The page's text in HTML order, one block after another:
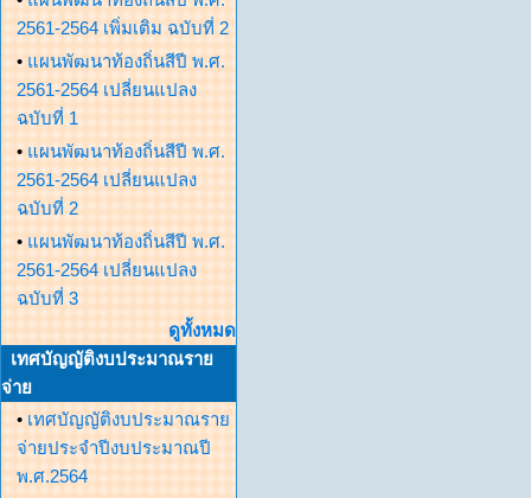
2561-2564 เพิ่มเติม ฉบับที่ 2
• แผนพัฒนาท้องถิ่นสีปี พ.ศ.
2561-2564 เปลี่ยนแปลง
ฉบับที่ 1
• แผนพัฒนาท้องถิ่นสีปี พ.ศ.
2561-2564 เปลี่ยนแปลง
ฉบับที่ 2
• แผนพัฒนาท้องถิ่นสีปี พ.ศ.
2561-2564 เปลี่ยนแปลง
ฉบับที่ 3
ดูทั้งหมด
เทศบัญญัติงบประมาณราย
จ่าย
• เทศบัญญัติงบประมาณราย
จ่ายประจำปีงบประมาณปี
พ.ศ.2564